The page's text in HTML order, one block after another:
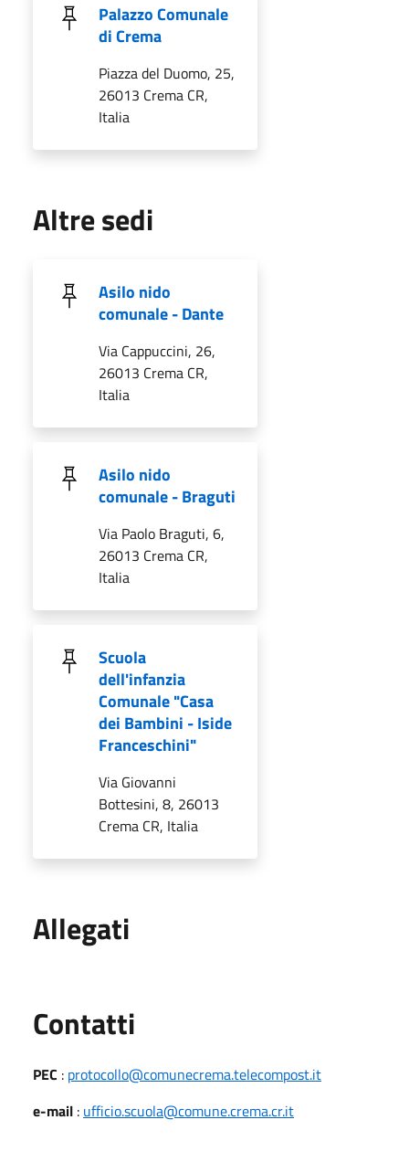
Palazzo Comunale
di Crema
Piazza del Duomo, 25,
26013 Crema CR,
Italia
Altre sedi
Asilo nido
comunale - Dante
Via Cappuccini, 26,
26013 Crema CR,
Italia
Asilo nido
comunale - Braguti
Via Paolo Braguti, 6,
26013 Crema CR,
Italia
Scuola
dell'infanzia
Comunale "Casa
dei Bambini - Iside
Franceschini"
Via Giovanni
Bottesini, 8, 26013
Crema CR, Italia
Allegati
Contatti
PEC : protocollo@comunecrema.telecompost.it
e-mail : ufficio.scuola@comune.crema.cr.it